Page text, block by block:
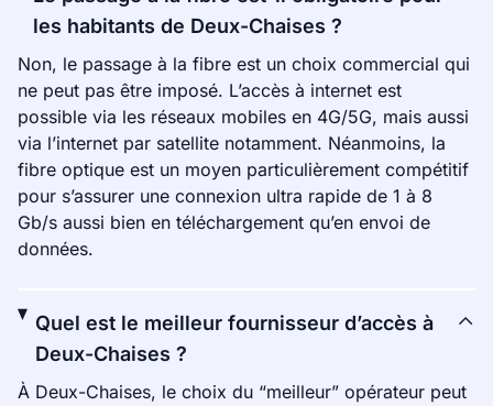
les habitants de Deux-Chaises ?
Non, le passage à la fibre est un choix commercial qui
ne peut pas être imposé. L’accès à internet est
possible via les réseaux mobiles en 4G/5G, mais aussi
via l’internet par satellite notamment. Néanmoins, la
fibre optique est un moyen particulièrement compétitif
pour s’assurer une connexion ultra rapide de 1 à 8
Gb/s aussi bien en téléchargement qu’en envoi de
données.
Quel est le meilleur fournisseur d’accès à
Deux-Chaises ?
À Deux-Chaises, le choix du “meilleur” opérateur peut